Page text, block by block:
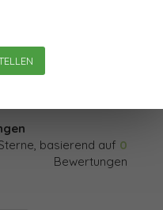
(immer noch er‐) leben,
basierend auf 0
Bewertungen